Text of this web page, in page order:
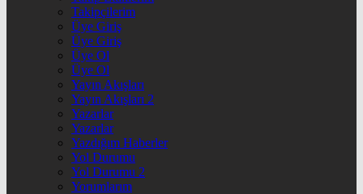
Takipçilerim
Üye Giriş
Üye Giriş
Üye Ol
Üye Ol
Yayın Akışları
Yayın Akışları 2
Yazarlar
Yazarlar
Yazdığım Haberler
Yol Durumu
Yol Durumu 2
Yorumlarım